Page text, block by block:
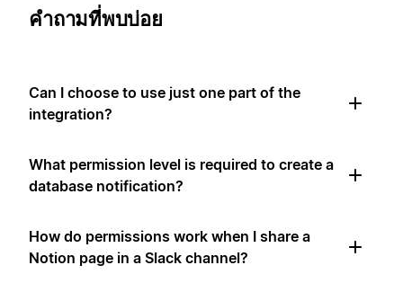
คำถามที่พบบ่อย
Can I choose to use just one part of the
integration?
What permission level is required to create a
database notification?
How do permissions work when I share a
Notion page in a Slack channel?